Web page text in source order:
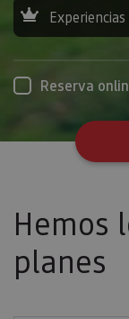
Reserva
Hemos
planes